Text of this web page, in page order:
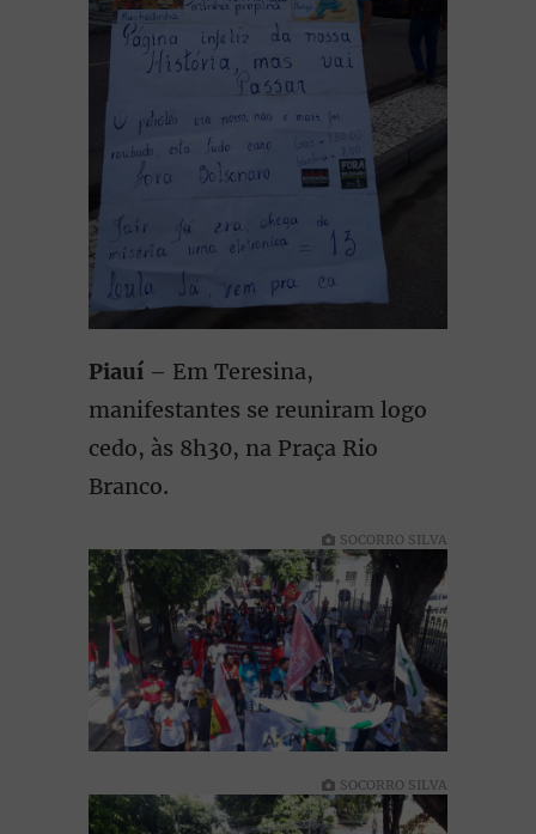
Piauí – Em Teresina,
manifestantes se reuniram logo
cedo, às 8h30, na Praça Rio
Branco.
SOCORRO SILVA
SOCORRO SILVA